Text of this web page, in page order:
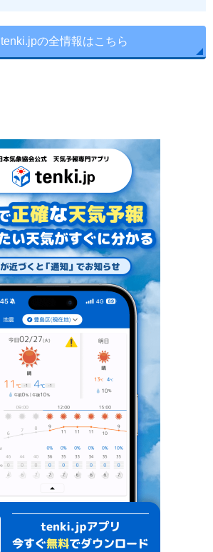
tenki.jpの全情報はこちら